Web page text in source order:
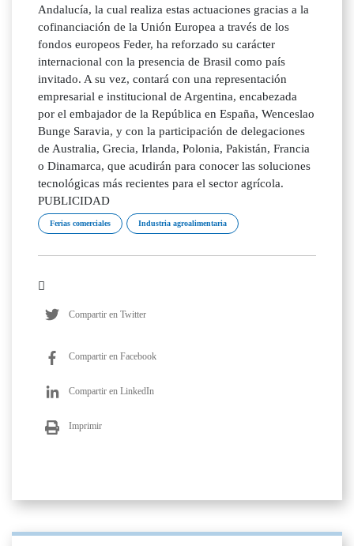
Andalucía, la cual realiza estas actuaciones gracias a la
cofinanciación de la Unión Europea a través de los
fondos europeos Feder, ha reforzado su carácter
internacional con la presencia de Brasil como país
invitado. A su vez, contará con una representación
empresarial e institucional de Argentina, encabezada
por el embajador de la República en España, Wenceslao
Bunge Saravia, y con la participación de delegaciones
de Australia, Grecia, Irlanda, Polonia, Pakistán, Francia
o Dinamarca, que acudirán para conocer las soluciones
tecnológicas más recientes para el sector agrícola.
PUBLICIDAD
Ferias comerciales Industria agroalimentaria
Compartir en Twitter
Compartir en Facebook
Compartir en LinkedIn
Imprimir